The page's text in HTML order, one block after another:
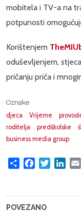
mobitela i TV-a na
potpunosti
Korištenjem
oduševljenjem,
pričanju priča i
Oznake
djeca
Vrijeme
roditelja
predškolske
business media group
Share FacebookTwitter
POVEZANO